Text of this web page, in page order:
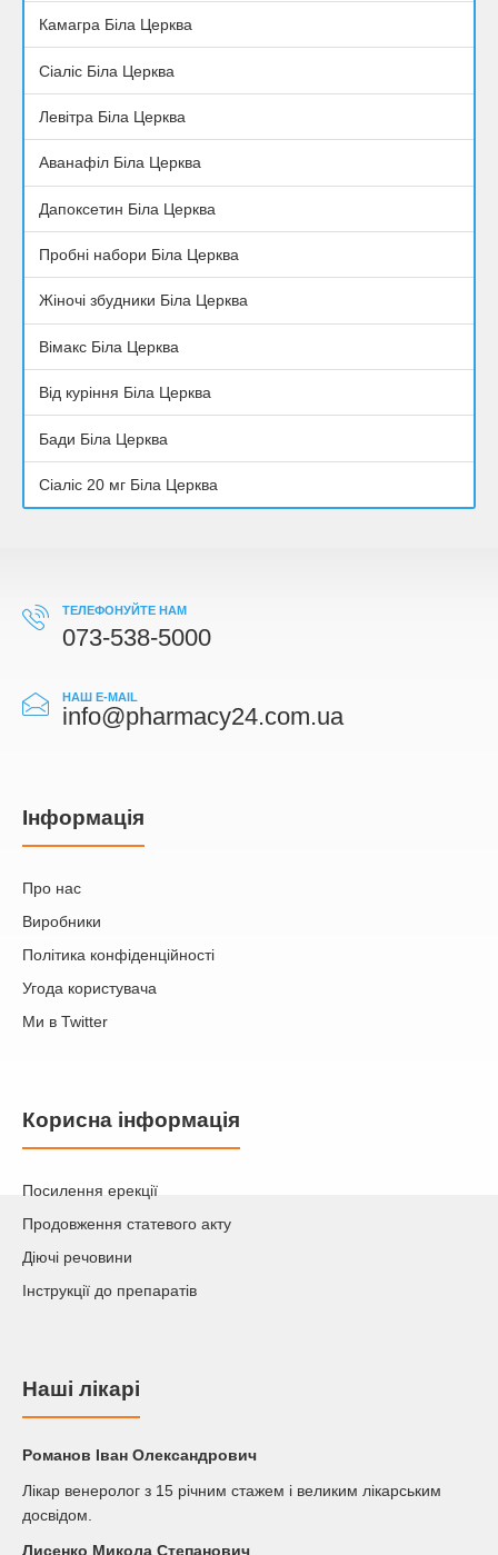
Камагра Біла Церква
Сіаліс Біла Церква
Левітра Біла Церква
Аванафіл Біла Церква
Дапоксетин Біла Церква
Пробні набори Біла Церква
Жіночі збудники Біла Церква
Вімакс Біла Церква
Від куріння Біла Церква
Бади Біла Церква
Сіаліс 20 мг Біла Церква
ТЕЛЕФОНУЙТЕ НАМ
073-538-5000
НАШ E-MAIL
info@pharmacy24.com.ua
Iнформація
Про нас
Виробники
Політика конфіденційності
Угода користувача
Ми в Twitter
Корисна інформація
Посилення ерекції
Продовження статевого акту
Діючі речовини
Інструкції до препаратів
Наші лікарі
Романов Iван Олександрович
Лікар венеролог з 15 річним стажем і великим лікарським
досвідом.
Лисенко Микола Степанович